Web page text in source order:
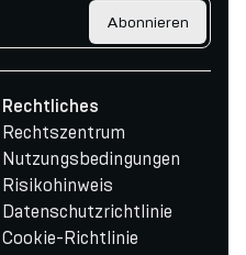
Abonnieren
Rechtliches
Rechtszentrum
Nutzungsbedingungen
Risikohinweis
Datenschutzrichtlinie
Cookie-Richtlinie